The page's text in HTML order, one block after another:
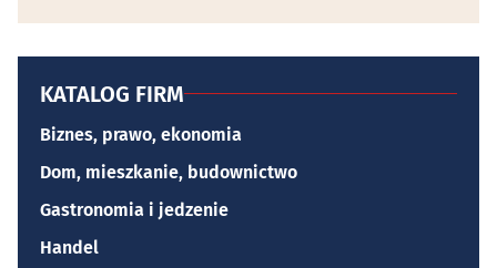
KATALOG FIRM
Biznes, prawo, ekonomia
Dom, mieszkanie, budownictwo
Gastronomia i jedzenie
Handel